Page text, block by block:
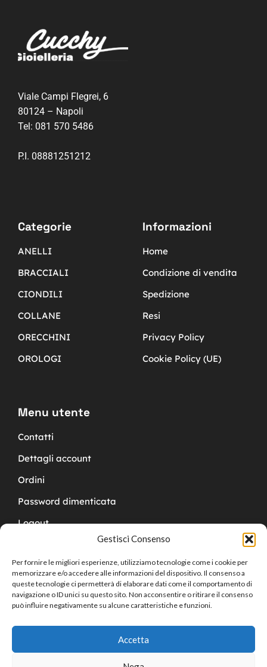
Gestisci Consenso
Per fornire le migliori esperienze, utilizziamo tecnologie come i cookie per
memorizzare e/o accedere alle informazioni del dispositivo. Il consenso a
queste tecnologie ci permetterà di elaborare dati come il comportamento di
navigazione o ID unici su questo sito. Non acconsentire o ritirare il consenso
può influire negativamente su alcune caratteristiche e funzioni.
Accetta
Viale Campi Flegrei, 6
80124 – Napoli
Tel: 081 570 5486
P.I. 08881251212
Categorie
ANELLI
BRACCIALI
CIONDILI
COLLANE
ORECCHINI
OROLOGI
Informazioni
Home
Condizione di vendita
Spedizione
Resi
Privacy Policy
Cookie Policy (UE)
Menu utente
Contatti
Dettagli account
Ordini
Password dimenticata
Logout
Copyright © 2024 Cucchy Gioielleria